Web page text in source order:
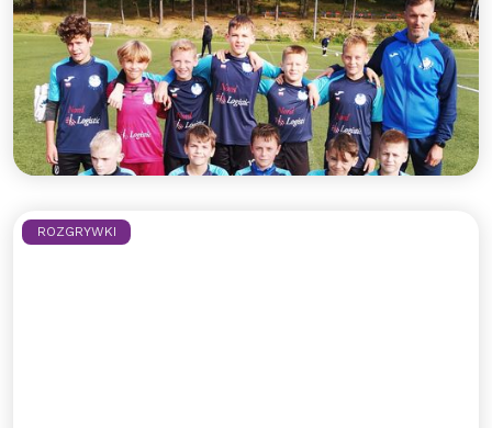
Rocznik 2010 z kolejnym
ligowym zwycięstwem!
Błękitni dopisują 3 punkty po dobrym meczu na
wyjeździe!
Czytaj więcej >>
ROZGRYWKI